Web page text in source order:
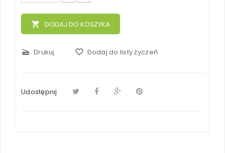
local_grocery_store DODAJ DO KOSZYKA
scanner Drukuj favorite_border Dodaj do listy życzeń
Udostępnij